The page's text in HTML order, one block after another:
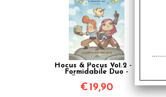
Hocus & Pocus Vol.2 - Il
Formidabile Duo -
€ 19,90